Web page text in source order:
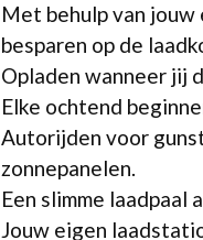
Met behulp van
besparen op de
Opladen wanneer jij
Elke ochtend
Autorijden voor
zonnepanelen.
Een slimme laadpaal
Jouw eigen